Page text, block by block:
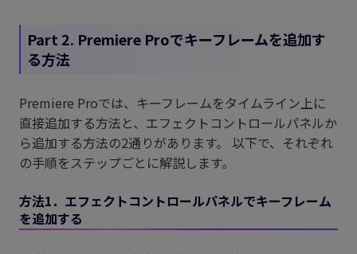
Part 2. Premiere Proでキーフレームを追加す
る方法
Premiere Proでは、キーフレームをタイムライン上に
直接追加する方法と、エフェクトコントロールパネルか
ら追加する方法の2通りがあります。 以下で、それぞれ
の手順をステップごとに解説します。
方法1．エフェクトコントロールパネルでキーフレーム
を追加する